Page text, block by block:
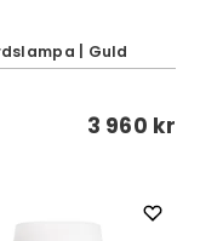
| Guld
3 960 kr